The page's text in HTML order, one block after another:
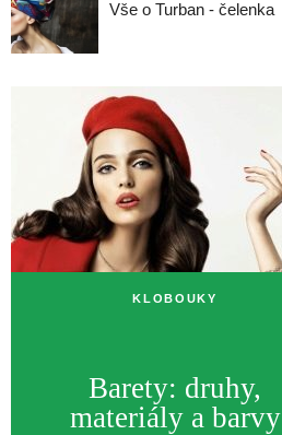
Vše o Turban - čelenka
KLOBOUKY
Barety: druhy,
materiály a barvy